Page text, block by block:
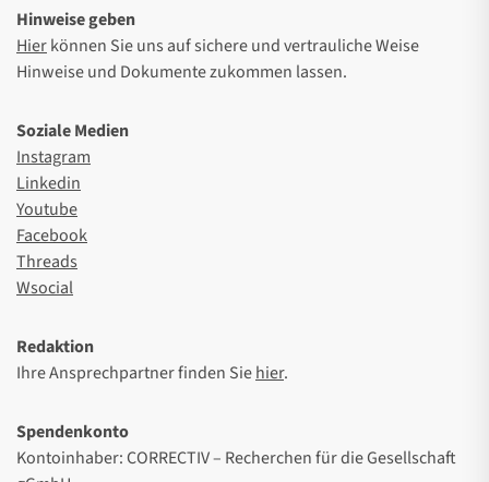
Hinweise geben
Hierkönnen Sie uns auf sichere und vertrauliche Weise
Hinweise und Dokumente zukommen lassen.
Soziale Medien
Instagram
Linkedin
Youtube
Facebook
Threads
Wsocial
Redaktion
Ihre Ansprechpartner finden Siehier.
Spendenkonto
Kontoinhaber: CORRECTIV – Recherchen für die Gesellschaft